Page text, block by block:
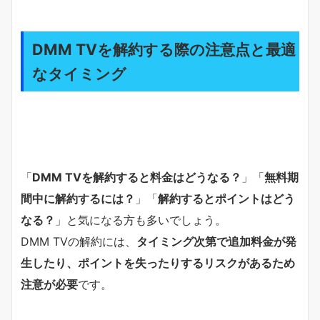
DMM TVを解約する際の注意点と最適
なタイミング
「DMM TVを解約すると料金はどうなる？ 」「無料期
間中に解約するには？ 」「解約するとポイントはどう
なる？ 」と気になる方も多いでしょう。
DMM TVの解約には、 タイミング次第で追加料金が発
生したり、ポイントを失ったりするリスクがあるため
注意が必要です。